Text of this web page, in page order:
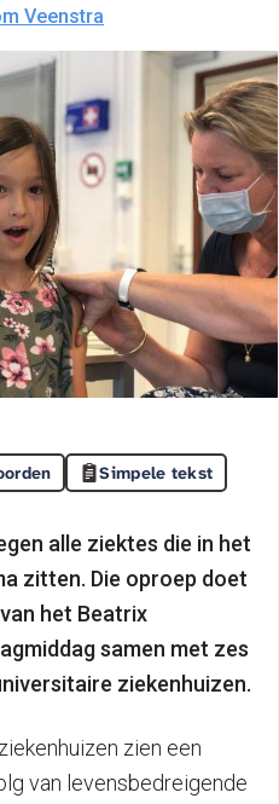
Veenstra
Simpele tekst
alle ziektes die in het
zitten. Die oproep doet
het Beatrix
samen met zes
ziekenhuizen.
zien een
van levensbedreigende